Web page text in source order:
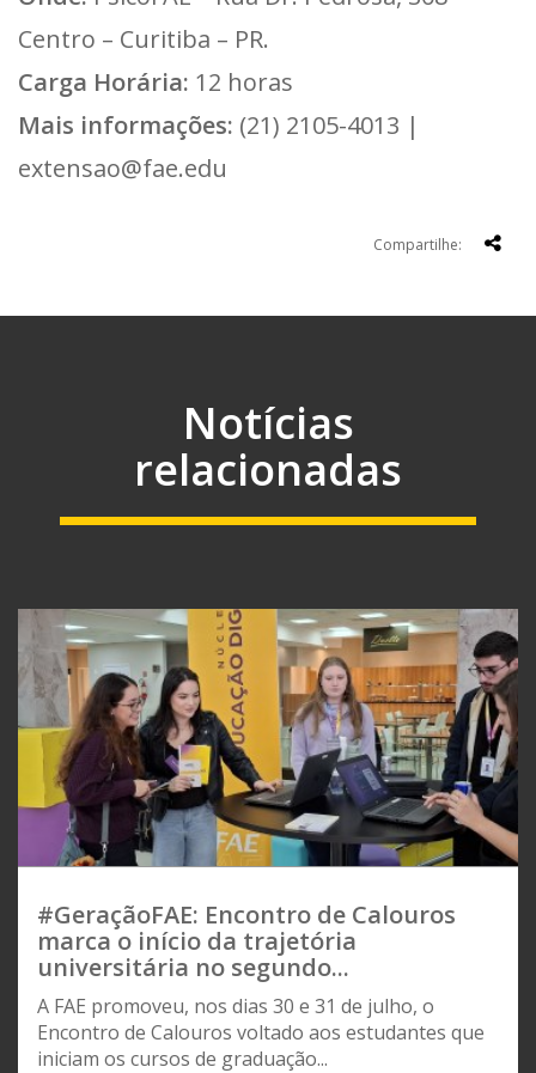
Centro – Curitiba – PR.
Carga Horária: 12 horas
Mais informações: (21) 2105-4013 |
extensao@fae.edu
Compartilhe:
Notícias
relacionadas
#GeraçãoFAE: Encontro de Calouros
marca o início da trajetória
universitária no segundo...
A FAE promoveu, nos dias 30 e 31 de julho, o
Encontro de Calouros voltado aos estudantes que
iniciam os cursos de graduação...